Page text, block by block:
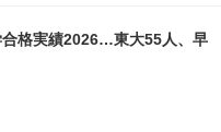
合格実績2026…東大55人、早